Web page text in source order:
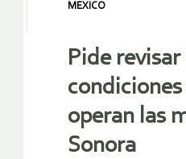
MEXICO
Pide revisar
condiciones
operan las
Sonora